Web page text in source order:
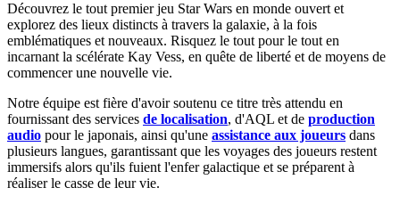
Découvrez le tout premier jeu Star Wars en monde ouvert et
explorez des lieux distincts à travers la galaxie, à la fois
emblématiques et nouveaux. Risquez le tout pour le tout en
incarnant la scélérate Kay Vess, en quête de liberté et de moyens de
commencer une nouvelle vie.
Notre équipe est fière d'avoir soutenu ce titre très attendu en
fournissant des services de localisation, d'AQL et de production
audio pour le japonais, ainsi qu'une assistance aux joueurs dans
plusieurs langues, garantissant que les voyages des joueurs restent
immersifs alors qu'ils fuient l'enfer galactique et se préparent à
réaliser le casse de leur vie.